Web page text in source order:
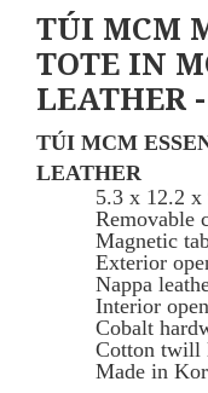
TÚI MCM
TOTE IN
LEATHER
TÚI MCM
LEATHER
5.3 x 12.2 x
Removable
Magnetic
Exterior
Nappa
Interior
Cobalt
Cotton twill
Made in